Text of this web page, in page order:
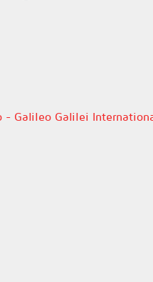
- Galileo Galilei